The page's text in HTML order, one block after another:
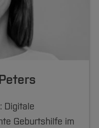
Digitale
Geburtshilfe im